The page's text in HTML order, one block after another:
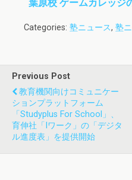
葉原校 ゲームカレッジ
Categories: 塾ニュース, 塾
Previous Post
教育機関向けコミュニケー
ションプラットフォーム
「Studyplus For School」、
育伸社「iワーク」の「デジタ
ル進度表」を提供開始